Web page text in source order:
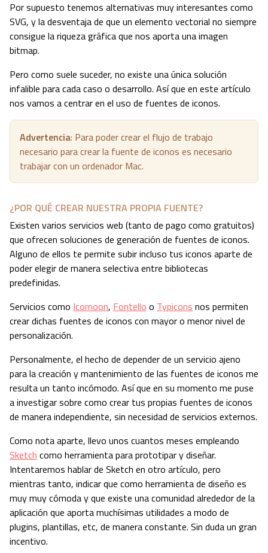
Por supuesto tenemos alternativas muy interesantes como
SVG, y la desventaja de que un elemento vectorial no siempre
consigue la riqueza gráfica que nos aporta una imagen
bitmap.
Pero como suele suceder, no existe una única solución
infalible para cada caso o desarrollo. Así que en este artículo
nos vamos a centrar en el uso de fuentes de iconos.
Advertencia: Para poder crear el flujo de trabajo
necesario para crear la fuente de iconos es necesario
trabajar con un ordenador Mac.
¿POR QUÉ CREAR NUESTRA PROPIA FUENTE?
Existen varios servicios web (tanto de pago como gratuitos)
que ofrecen soluciones de generación de fuentes de iconos.
Alguno de ellos te permite subir incluso tus iconos aparte de
poder elegir de manera selectiva entre bibliotecas
predefinidas.
Servicios como Icomoon, Fontello o Typicons nos permiten
crear dichas fuentes de iconos con mayor o menor nivel de
personalización.
Personalmente, el hecho de depender de un servicio ajeno
para la creación y mantenimiento de las fuentes de iconos me
resulta un tanto incómodo. Así que en su momento me puse
a investigar sobre como crear tus propias fuentes de iconos
de manera independiente, sin necesidad de servicios externos.
Como nota aparte, llevo unos cuantos meses empleando
Sketch como herramienta para prototipar y diseñar.
Intentaremos hablar de Sketch en otro artículo, pero
mientras tanto, indicar que como herramienta de diseño es
muy muy cómoda y que existe una comunidad alrededor de la
aplicación que aporta muchísimas utilidades a modo de
plugins, plantillas, etc, de manera constante. Sin duda un gran
incentivo.